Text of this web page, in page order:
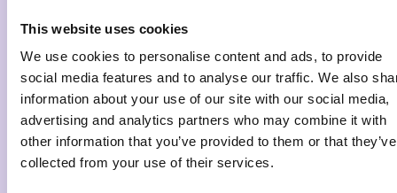
This website uses cookies
We use cookies to personalise content and ads, to provide
social media features and to analyse our traffic. We also
information about your use of our site with our social media,
advertising and analytics partners who may combine it with
other information that you’ve provided to them or that they’ve
collected from your use of their services.
Vad gäller det?
Text